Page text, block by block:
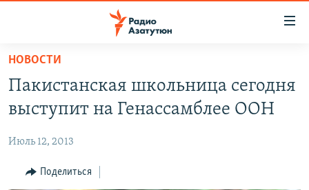
Перейти
основному
содержанию
навигации
ПОЛИТИКА
ОБЩЕСТВО
ЭКОНОМИКА
НОВОСТИ
Пакистанская школьница сегодня
выступит на Генассамблее ООН
Июль 12, 2013
Поделиться